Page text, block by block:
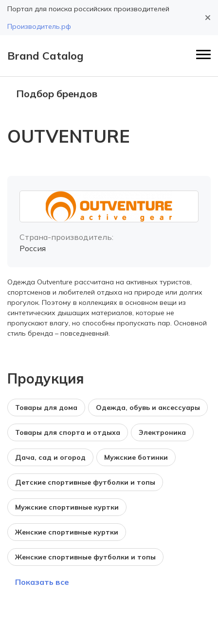
Портал для поиска российских производителей
Производитель.рф
Brand Catalog
Подбор брендов
OUTVENTURE
Одежда Outventure рассчитана на активных туристов,
спортсменов и любителей отдыха на природе или долгих
прогулок. Поэтому в коллекциях в основном вещи из
синтетических дышащих материалов, которые не
пропускают влагу, но способны пропускать пар. Основной
стиль бренда – повседневный.
Продукция
Товары для дома Одежда, обувь и аксессуары
Товары для спорта и отдыха Электроника
Дача, сад и огород Мужские ботинки
Детские спортивные футболки и топы
Мужские спортивные куртки
Женские спортивные куртки
Женские спортивные футболки и топы
Показать все
Страна-производитель:
Россия